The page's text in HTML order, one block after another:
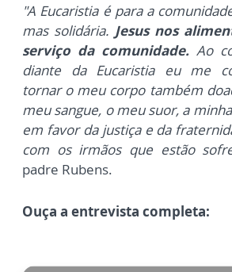
"A Eucaristia é para a
mas solidária. Jesus nos
serviço da comunidade. Ao
diante da Eucaristia eu me
tornar o meu corpo também
meu sangue, o meu suor, a
em favor da justiça e da
com os irmãos que estão
padre Rubens.
Ouça a entrevista completa: